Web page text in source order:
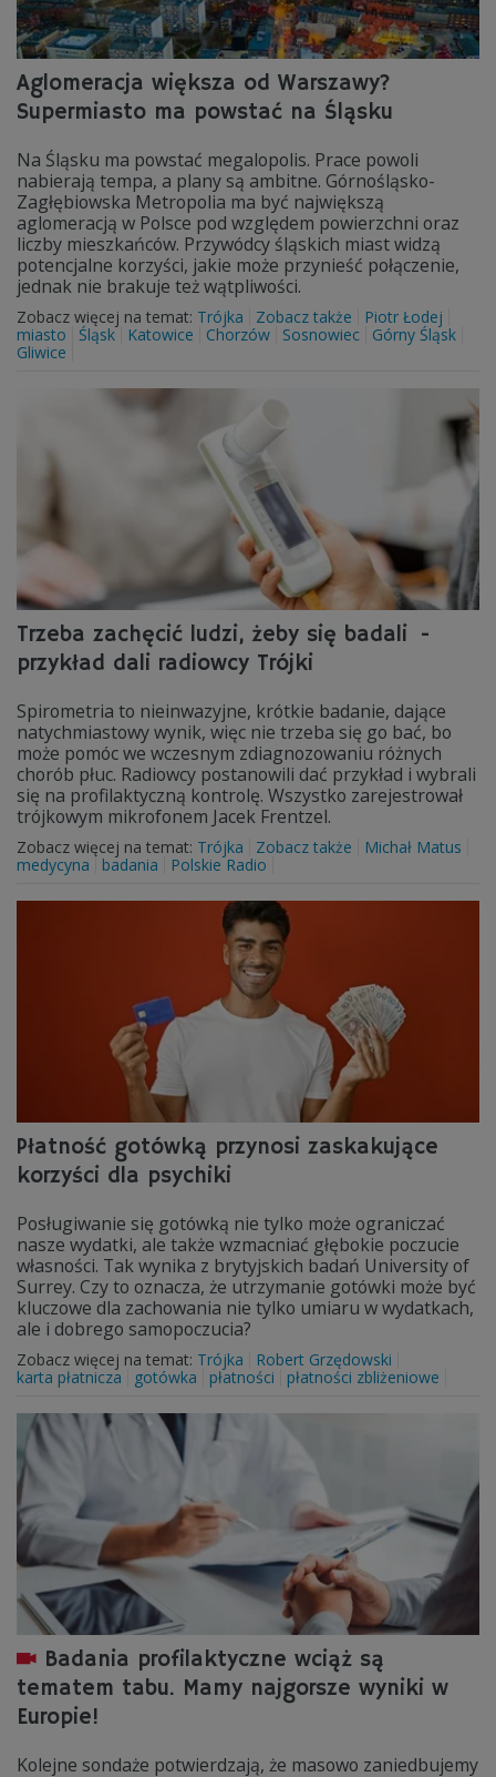
Aglomeracja większa od Warszawy?
Supermiasto ma powstać na Śląsku
Na Śląsku ma powstać megalopolis. Prace powoli
nabierają tempa, a plany są ambitne. Górnośląsko-
Zagłębiowska Metropolia ma być największą
aglomeracją w Polsce pod względem powierzchni oraz
liczby mieszkańców. Przywódcy śląskich miast widzą
potencjalne korzyści, jakie może przynieść połączenie,
jednak nie brakuje też wątpliwości.
Zobacz więcej na temat: Trójka Zobacz także
Piotr Łodej
miasto
Śląsk Katowice Chorzów Sosnowiec
Górny Śląsk
Gliwice
Trzeba zachęcić ludzi, żeby się badali -
przykład dali radiowcy Trójki
Spirometria to nieinwazyjne, krótkie badanie, dające
natychmiastowy wynik, więc nie trzeba się go bać, bo
może pomóc we wczesnym zdiagnozowaniu różnych
chorób płuc. Radiowcy postanowili dać przykład i wybrali
się na profilaktyczną kontrolę. Wszystko zarejestrował
trójkowym mikrofonem Jacek Frentzel.
Zobacz więcej na temat: Trójka Zobacz także
Michał Matus
medycyna
badania Polskie Radio
Płatność gotówką przynosi zaskakujące
korzyści dla psychiki
Posługiwanie się gotówką nie tylko może ograniczać
nasze wydatki, ale także wzmacniać głębokie poczucie
własności. Tak wynika z brytyjskich badań University of
Surrey. Czy to oznacza, że utrzymanie gotówki może być
kluczowe dla zachowania nie tylko umiaru w wydatkach,
ale i dobrego samopoczucia?
Zobacz więcej na temat: Trójka
Robert Grzędowski
karta płatnicza
gotówka płatności płatności zbliżeniowe
Badania profilaktyczne wciąż są
tematem tabu. Mamy najgorsze wyniki w
Europie!
Kolejne sondaże potwierdzają, że masowo zaniedbujemy